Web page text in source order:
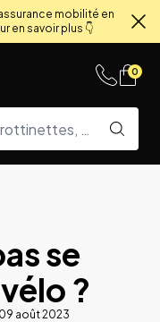
mobilité en
en savoir plus 👇
0
se
?
août 2023